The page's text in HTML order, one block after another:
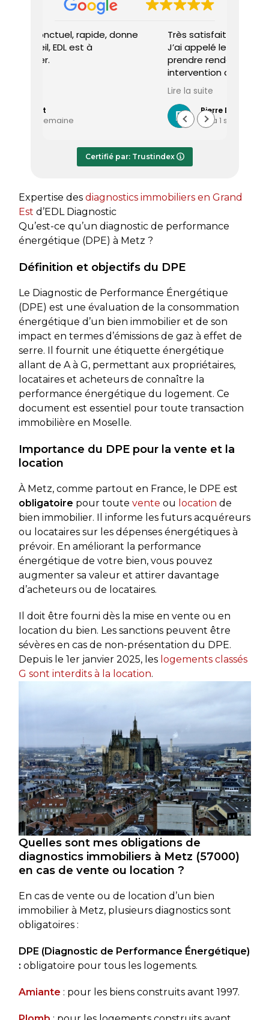
Très satisfait de la prestation.
J’ai appelé le vendredi pour
prendre rendez-vous et une
intervention a pu être programmée
Le diagnostiqueur est arrivé à
l’heure, a été très professionnel,
efficace et a pris le temps de
Le rapport de diagnostic m’a été
transmis dès le lundi soir, ce qui est
recommande sans hésiter.
Certifié par: Trustindex
Expertise des diagnostics immobiliers en Grand
Est d’EDL Diagnostic
Qu’est-ce qu’un diagnostic de performance
énergétique (DPE) à Metz ?
Définition et objectifs du DPE
Le Diagnostic de Performance Énergétique
(DPE) est une évaluation de la consommation
énergétique d’un bien immobilier et de son
impact en termes d’émissions de gaz à effet de
serre. Il fournit une étiquette énergétique
allant de A à G, permettant aux propriétaires,
locataires et acheteurs de connaître la
performance énergétique du logement. Ce
document est essentiel pour toute transaction
immobilière en Moselle.
Importance du DPE pour la vente et la
location
À Metz, comme partout en France, le DPE est
obligatoire pour toute vente ou location de
bien immobilier. Il informe les futurs acquéreurs
ou locataires sur les dépenses énergétiques à
prévoir. En améliorant la performance
énergétique de votre bien, vous pouvez
augmenter sa valeur et attirer davantage
d’acheteurs ou de locataires.
Il doit être fourni dès la mise en vente ou en
location du bien. Les sanctions peuvent être
sévères en cas de non-présentation du DPE.
Depuis le 1er janvier 2025, les logements classés
G sont interdits à la location.
Quelles sont mes obligations de
diagnostics immobiliers à Metz (57000)
en cas de vente ou location ?
En cas de vente ou de location d’un bien
immobilier à Metz, plusieurs diagnostics sont
obligatoires :
DPE (Diagnostic de Performance Énergétique)
: obligatoire pour tous les logements.
Amiante : pour les biens construits avant 1997.